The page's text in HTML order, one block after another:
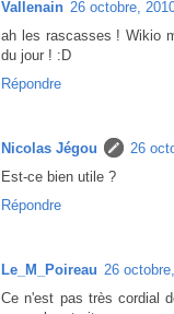
Vallenain 26 octobre,
ah les rascasses ! Wikio
du jour ! :D
Répondre
Nicolas Jégou
26
Est-ce bien utile ?
Répondre
Le_M_Poireau 26
Ce n'est pas très cordial